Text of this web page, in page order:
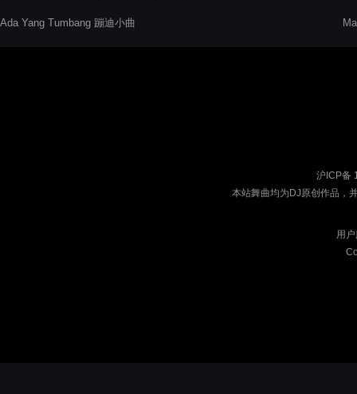
Ada Yang Tumbang 蹦迪小曲
沪ICP备
本站舞曲均为DJ原创作品，
用